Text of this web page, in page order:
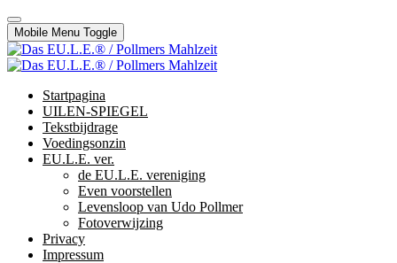
Mobile Menu Toggle
Startpagina
UILEN-SPIEGEL
Tekstbijdrage
Voedingsonzin
EU.L.E. ver.
de EU.L.E. vereniging
Even voorstellen
Levensloop van Udo Pollmer
Fotoverwijzing
Privacy
Impressum